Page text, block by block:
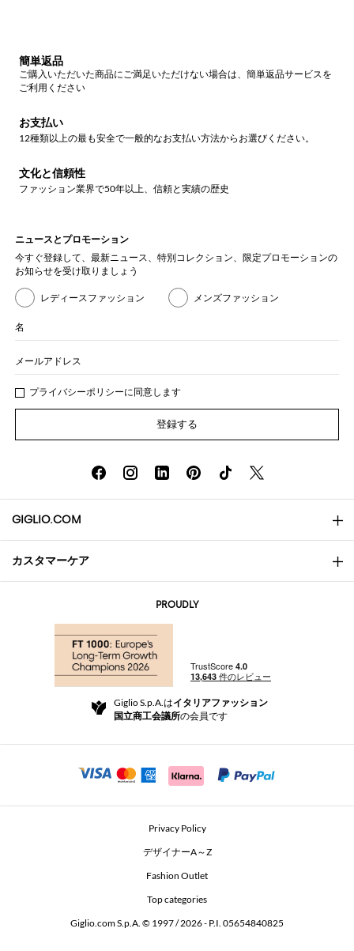
簡単返品
ご購入いただいた商品にご満足いただけない場合は、簡単返品サービスを
ご利用ください
お支払い
12種類以上の最も安全で一般的なお支払い方法からお選びください。
文化と信頼性
ファッション業界で50年以上、信頼と実績の歴史
ニュースとプロモーション
今すぐ登録して、最新ニュース、特別コレクション、限定プロモーションの
お知らせを受け取りましょう
レディースファッション メンズファッション
名
メールアドレス
プライバシーポリシーに同意します
登録する
GIGLIO.COM
会社概要
Community Store
Beauty Seekers VIP Club
カスタマーケア
返品と返金
For a safe shopping experience
Security Communication
PROUDLY
Giglio S.p.A.はイタリアファッション
国立商工会議所の会員です
Privacy Policy
デザイナーA～Z
Fashion Outlet
Top categories
Giglio.com S.p.A. © 1997 / 2026 - P.I. 05654840825